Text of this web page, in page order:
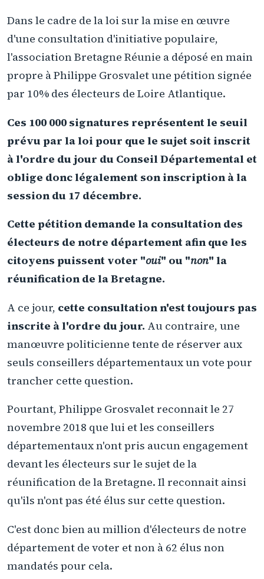
Dans le cadre de la loi sur la mise en œuvre
d'une consultation d'initiative populaire,
l'association Bretagne Réunie a déposé en main
propre à Philippe Grosvalet une pétition signée
par 10% des électeurs de Loire Atlantique.
Ces 100 000 signatures représentent le seuil
prévu par la loi pour que le sujet soit inscrit
à l'ordre du jour du Conseil Départemental et
oblige donc légalement son inscription à la
session du 17 décembre.
Cette pétition demande la consultation des
électeurs de notre département afin que les
citoyens puissent voter "oui" ou "non" la
réunification de la Bretagne.
A ce jour, cette consultation n'est toujours pas
inscrite à l'ordre du jour. Au contraire, une
manœuvre politicienne tente de réserver aux
seuls conseillers départementaux un vote pour
trancher cette question.
Pourtant, Philippe Grosvalet reconnait le 27
novembre 2018 que lui et les conseillers
départementaux n'ont pris aucun engagement
devant les électeurs sur le sujet de la
réunification de la Bretagne. Il reconnait ainsi
qu'ils n'ont pas été élus sur cette question.
C'est donc bien au million d'électeurs de notre
département de voter et non à 62 élus non
mandatés pour cela.